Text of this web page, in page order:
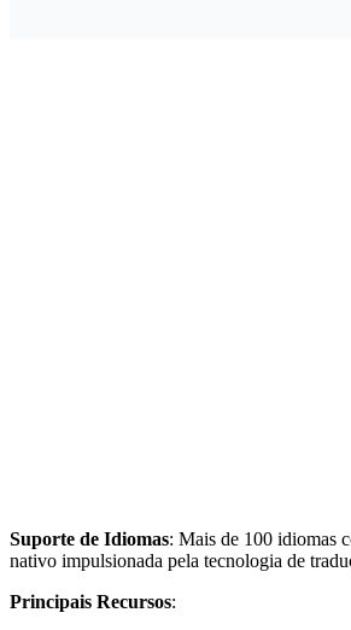
Suporte de Idiomas: Mais de 100 idiomas
nativo impulsionada pela tecnologia de
Principais Recursos: